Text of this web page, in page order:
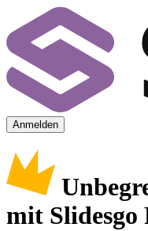
Anmelden
mit Slidesgo